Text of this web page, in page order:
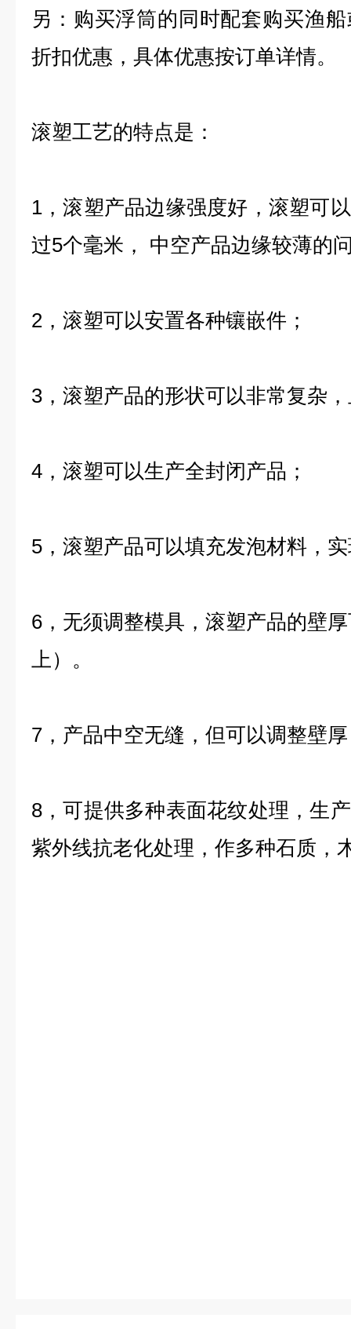
另：购买浮筒的同时配套购买渔
折扣优惠，具体优惠按订单详情。
滚塑工艺的特点是：
1，滚塑产品边缘强度好，滚塑可
过5个毫米， 中空产品边缘较薄的
2，滚塑可以安置各种镶嵌件；
3，滚塑产品的形状可以非常复杂
4，滚塑可以生产全封闭产品；
5，滚塑产品可以填充发泡材料，
6，无须调整模具，滚塑产品的壁
上）。
7，产品中空无缝，但可以调整壁
8，可提供多种表面花纹处理，生
紫外线抗老化处理，作多种石质，